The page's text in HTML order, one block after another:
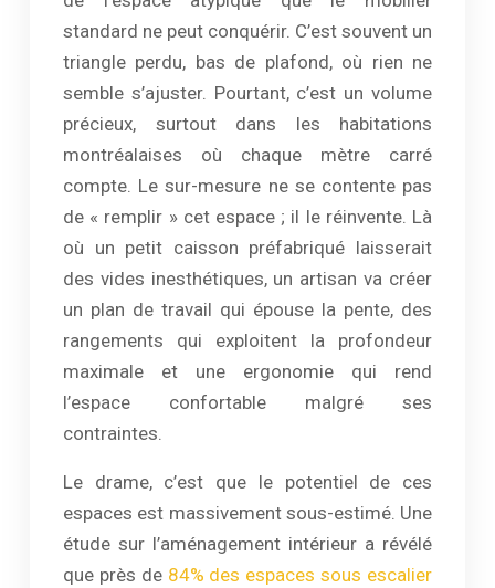
standard ne peut conquérir. C’est souvent un
triangle perdu, bas de plafond, où rien ne
semble s’ajuster. Pourtant, c’est un volume
précieux, surtout dans les habitations
montréalaises où chaque mètre carré
compte. Le sur-mesure ne se contente pas
de « remplir » cet espace ; il le réinvente. Là
où un petit caisson préfabriqué laisserait
des vides inesthétiques, un artisan va créer
un plan de travail qui épouse la pente, des
rangements qui exploitent la profondeur
maximale et une ergonomie qui rend
l’espace confortable malgré ses
contraintes.
Le drame, c’est que le potentiel de ces
espaces est massivement sous-estimé. Une
étude sur l’aménagement intérieur a révélé
que près de 84% des espaces sous escalier